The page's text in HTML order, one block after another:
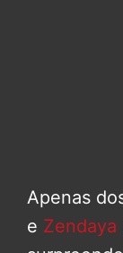
Apenas
e Zendaya